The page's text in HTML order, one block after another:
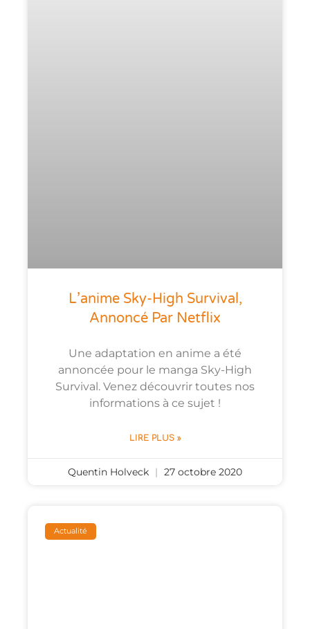
L’anime Sky-High Survival,
Annoncé Par Netflix
Une adaptation en anime a été
annoncée pour le manga Sky-High
Survival. Venez découvrir toutes nos
informations à ce sujet !
LIRE PLUS »
Quentin Holveck 27 octobre 2020
Actualité